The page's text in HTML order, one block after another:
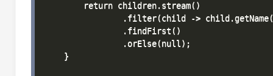
        return children.stream()
.filter(child ->
                .findFirst()
                .orElse(null);
    }